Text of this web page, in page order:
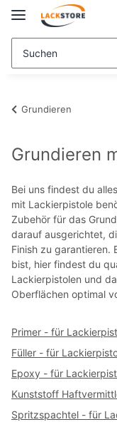
Grundieren
Grundieren
Bei uns findest du
mit Lackierpistole
Zubehör für das
darauf ausgerichtet,
Finish zu garantieren.
bist, hier findest du
Lackierpistolen und
Oberflächen optimal
Primer - für
Füller - für
Epoxy - für
Kunststoff
Spritzspachtel - für